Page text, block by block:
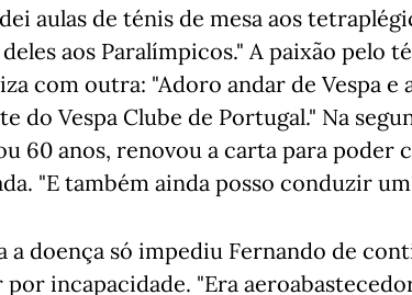
aulas de ténis de mesa aos
aos Paralímpicos." A paixão pelo
com outra: "Adoro andar de Vespa e
do Vespa Clube de Portugal." Na
60 anos, renovou a carta para poder
"E também ainda posso conduzir
a doença só impediu Fernando de
incapacidade. "Era